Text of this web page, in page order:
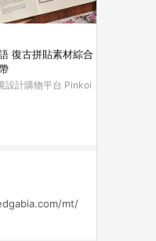
復古拼貼素材綜合 PET
設計購物平台 Pinkoi
mt/